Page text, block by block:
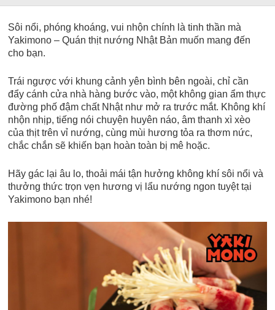
Sôi nổi, phóng khoáng, vui nhộn chính là tinh thần mà
Yakimono – Quán thịt nướng Nhật Bản muốn mang đến
cho bạn.
Trái ngược với khung cảnh yên bình bên ngoài, chỉ cần
đẩy cánh cửa nhà hàng bước vào, một không gian ẩm thực
đường phố đậm chất Nhật như mở ra trước mắt. Không khí
nhộn nhịp, tiếng nói chuyện huyên náo, âm thanh xì xèo
của thịt trên vỉ nướng, cùng mùi hương tỏa ra thơm nức,
chắc chắn sẽ khiến bạn hoàn toàn bị mê hoặc.
Hãy gác lại âu lo, thoải mái tận hưởng không khí sôi nổi và
thưởng thức trọn vẹn hương vị lẩu nướng ngon tuyệt tại
Yakimono bạn nhé!